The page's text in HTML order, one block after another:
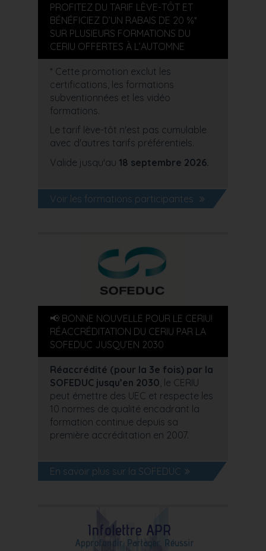
PROFITEZ DU TARIF LÈVE-TÔT ET
BÉNÉFICIEZ D’UN RABAIS DE 20 %*
SUR PLUSIEURS FORMATIONS DU
CERIU OFFERTES À L’AUTOMNE
* Cette promotion exclut les
certifications, les formations
subventionnées et les vidéo
formations.
Le tarif lève-tôt n'est pas cumulable
avec d'autres tarifs préférentiels.
Valide jusqu'au 18 septembre 2026.
Voir les formations participantes
📢 BONNE NOUVELLE POUR LE CERIU!
RÉACCRÉDITATION DU CERIU PAR LA
SOFEDUC JUSQU’EN 2030
Réaccrédité (pour la 3e fois) par la
SOFEDUC jusqu’en 2030 , le CERIU
peut émettre des UEC et respecte les
10 normes de qualité encadrant la
formation continue depuis sa
première accréditation en 2007.
En savoir plus sur la SOFEDUC